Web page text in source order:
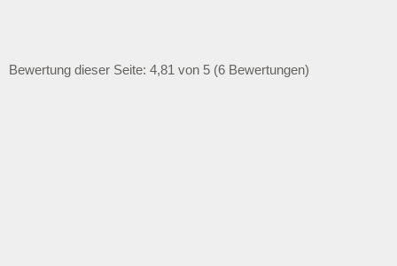
Bewertung dieser Seite: 4,81 von 5 (6 Bewertungen)